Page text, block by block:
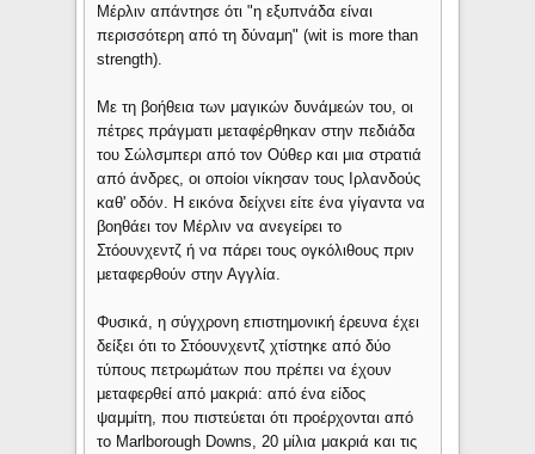
Μέρλιν απάντησε ότι "η εξυπνάδα είναι
περισσότερη από τη δύναμη" (wit is more than
strength).
Με τη βοήθεια των μαγικών δυνάμεών του, οι
πέτρες πράγματι μεταφέρθηκαν στην πεδιάδα
του Σώλσμπερι από τον Ούθερ και μια στρατιά
από άνδρες, οι οποίοι νίκησαν τους Ιρλανδούς
καθ' οδόν. Η εικόνα δείχνει είτε ένα γίγαντα να
βοηθάει τον Μέρλιν να ανεγείρει το
Στόουνχεντζ ή να πάρει τους ογκόλιθους πριν
μεταφερθούν στην Αγγλία.
Φυσικά, η σύγχρονη επιστημονική έρευνα έχει
δείξει ότι το Στόουνχεντζ χτίστηκε από δύο
τύπους πετρωμάτων που πρέπει να έχουν
μεταφερθεί από μακριά: από ένα είδος
ψαμμίτη, που πιστεύεται ότι προέρχονται από
το Marlborough Downs, 20 μίλια μακριά και τις